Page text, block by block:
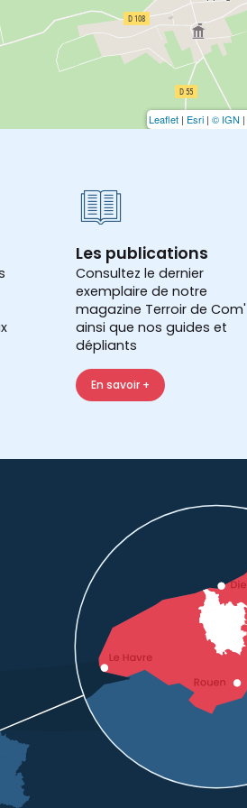
Leaflet | Esri | © IGN |
Les publications
Consultez le dernier
exemplaire de notre
magazine Terroir de Com'
ainsi que nos guides et
dépliants
En savoir +